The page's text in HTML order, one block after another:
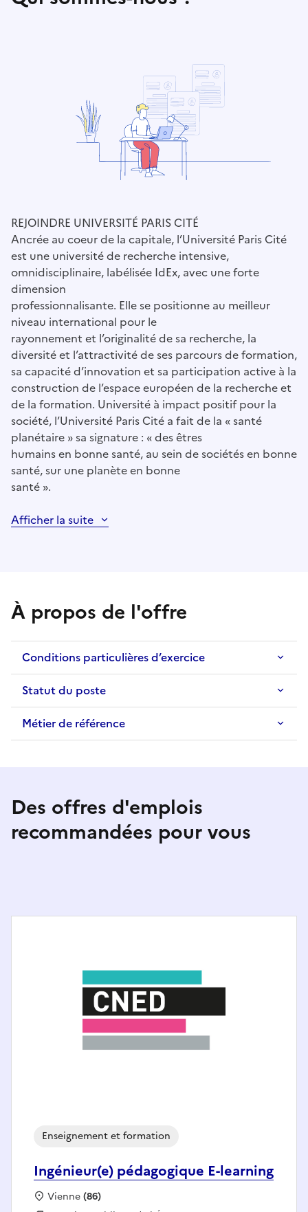
REJOINDRE UNIVERSITÉ PARIS CITÉ
Ancrée au coeur de la capitale, l’Université Paris Cité
est une université de recherche intensive,
omnidisciplinaire, labélisée IdEx, avec une forte
dimension
professionnalisante. Elle se positionne au meilleur
niveau international pour le
rayonnement et l’originalité de sa recherche, la
diversité et l’attractivité de ses parcours de formation,
sa capacité d’innovation et sa participation active à la
construction de l’espace européen de la recherche et
de la formation. Université à impact positif pour la
société, l’Université Paris Cité a fait de la « santé
planétaire » sa signature : « des êtres
humains en bonne santé, au sein de sociétés en bonne
santé, sur une planète en bonne
santé ».
Afficher la suite
À propos de l'offre
Conditions particulières d’exercice
Statut du poste
Métier de référence
Des offres d'emplois
recommandées pour vous
Ingénieur(e) pédagogique E-learning
Enseignement et formation
Localisation :
Vienne(86)